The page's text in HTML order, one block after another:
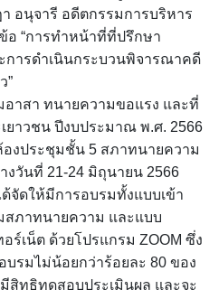
า อนุจารี อดีตกรรมการบริหาร
อ “การทำหน้าที่ที่ปรึกษา
การดำเนินกระบวนพิจารณาคดี
”
าสา ทนายความขอแรง และที่
ยาวชน ปีงบประมาณ พ.ศ. 2566
งประชุมชั้น 5 สภาทนายความ
วันที่ 21-24 มิถุนายน 2566
ด้จัดให้มีการอบรมทั้งแบบเข้า
ภาทนายความ และแบบ
ร์เน็ต ด้วยโปรแกรม ZOOM ซึ่ง
บรมไม่น้อยกว่าร้อยละ 80 ของ
สิทธิทดสอบประเมินผล และจะ